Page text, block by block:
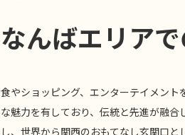
なんばエリア
食やショッピング、エンターテイメン
な魅力を有しており、伝統と先進が融
し、世界から関西のおもてなし玄関口と